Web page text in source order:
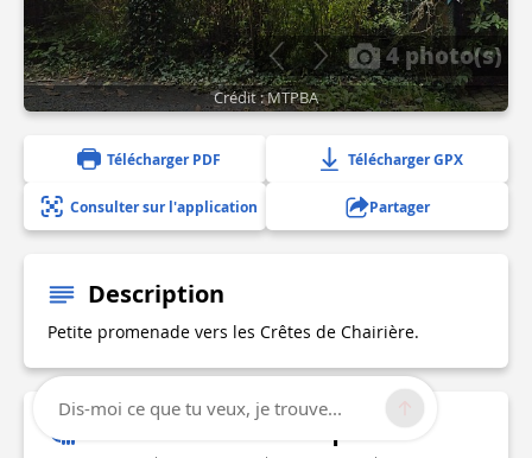
4 photo(s)
Crédit : MTPBA
Télécharger PDF Télécharger GPX
Consulter sur l'application Partager
Description
Petite promenade vers les Crêtes de Chairière.
Dis-moi ce que tu veux, je trouve...